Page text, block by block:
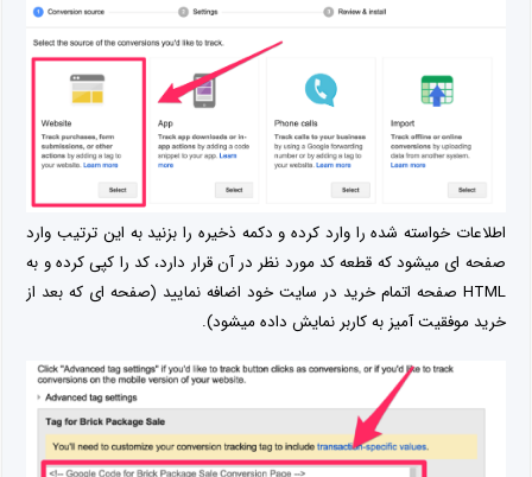
اطلاعات خواسته شده را وارد کرده و دکمه ذخیره را بزنید به این ترتیب وارد
صفحه ای میشود که قطعه کد مورد نظر در آن قرار دارد، کد را کپی کرده و به
HTML صفحه اتمام خرید در سایت خود اضافه نمایید (صفحه ای که بعد از
خرید موفقیت آمیز به کاربر نمایش داده میشود).